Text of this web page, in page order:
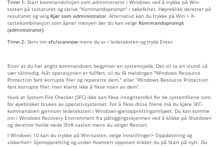
Trinn 1: Start kommandolinjen som administrator i Windows ved å trykke på Win-
tasten på tastaturet og skrive "Kommandoprompt" i søkefeltet. Høyreklikk deretter på
resultatet og velg Kjør som administrator. Alternativt kan du trykke på Win + X-
tastekombinasjon som åpner menyen der du kan velge Kommandoprompt
(administrator).
Trinn 2: Skriv inn sfc/scannow mens du er i ledeteksten og trykk Enter.
Etter at du har angitt kommandoen, begynner en systemsjekk. Det vil ta en stund, så
vær tålmodig. Når operasjonen er fullført, vil du få meldingen "Windows Resource
Protection fant korrupte filer og reparerte dem." eller “Windows Resource Protection
fant korrupte filer, men klarte ikke å fikse noen av dem”.
Husk at System File Checker (SFC) ikke kan fikse integritetsfeil for de systemfilene som
for øyeblikket brukes av operativsystemet. For å fikse disse filene må du kjøre SFC-
kommandoen gjennom ledeteksten i Windows-gjenopprettingsmiljøet. Du kan komme
inn i Windows Recovery Environment fra påloggingsskjermen ved å klikke på Shutdown
og deretter holde nede Shift-tasten mens du velger Restart.
I Windows 10 kan du trykke på Win-tasten, velge Innstillinger> Oppdatering og
sikkerhet> Gjenoppretting og under Avansert oppstart klikker du på Start på nytt. Du